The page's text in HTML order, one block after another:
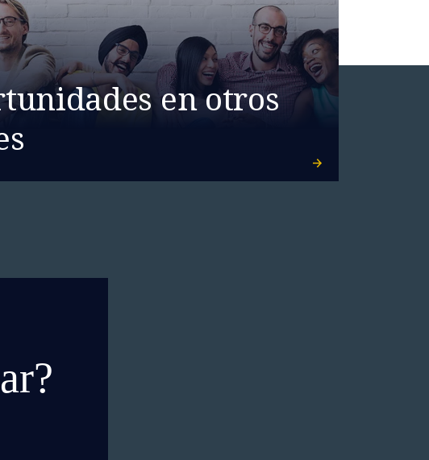
en otros